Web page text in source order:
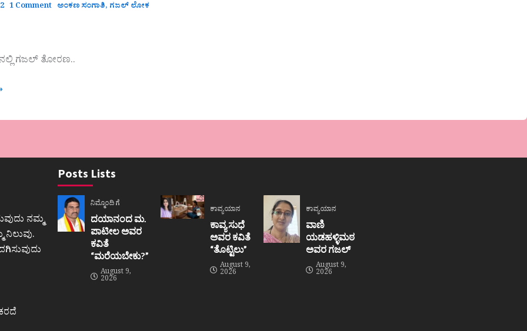
1 Comment ಅಂಕಣ ಸಂಗಾತಿ, ಗಜಲ್ ಲೋಕ
ಗಜಲ್ ತೋರಣ..
ನಮ್ಮ
ನಿಲುವು.
Posts Lists
ನಿಮ್ಮೊಂದಿಗೆ
ದಯಾನಂದ ಮ.
ಪಾಟೀಲ ಅವರ
ಕವಿತೆ
“ಮರೆಯಬೇಕು?”
August 9,
2026
ಕಾವ್ಯಯಾನ
ಕಾವ್ಯ ಸುಧೆ
ಅವರ ಕವಿತೆ
“ತೊಟ್ಟಿಲು”
August 9,
2026
ಕಾವ್ಯಯಾನ
ವಾಣಿ
ಯಡಹಳ್ಳಿಮಠ
ಅವರ ಗಜಲ್
August 9,
2026